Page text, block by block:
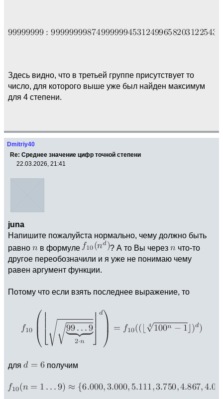
Здесь видно, что в третьей группе присутствует то
число, для которого выше уже был найден максимум
для 4 степени.
Dmitriy40
Re: Среднее значение цифр точной степени
22.03.2026, 21:41
juna
Напишите пожалуйста нормально, чему должно быть
равно
в формуле ? А то Вы через
что-то
другое переобозначили и я уже не понимаю чему
равен аргумент функции.
Потому что если взять последнее выражение, то
для получим